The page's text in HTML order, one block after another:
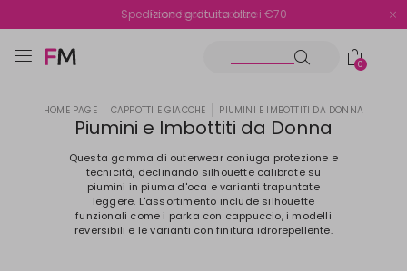
Reso facile e veloce
Spedizione gratuita oltre i €70
0
HOME PAGE CAPPOTTI E GIACCHE PIUMINI E IMBOTTITI DA DONNA
Piumini e Imbottiti da Donna
Questa gamma di outerwear coniuga protezione e
tecnicità, declinando silhouette calibrate su
piumini in piuma d'oca e varianti trapuntate
leggere. L'assortimento include silhouette
funzionali come i parka con cappuccio, i modelli
reversibili e le varianti con finitura idrorepellente.